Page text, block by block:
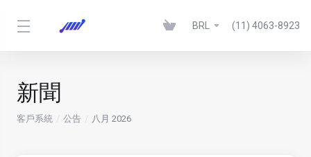
BRL (11) 4063-8923
新聞
客戶系統 公告 八月 2026